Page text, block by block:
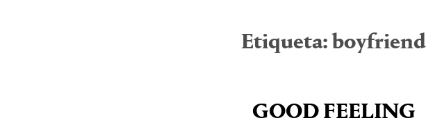
Etiqueta: boyfriend
GOOD FEELING